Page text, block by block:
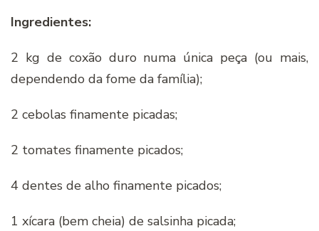
Ingredientes:
2 kg de coxão duro numa única peça (ou mais,
dependendo da fome da família);
2 cebolas finamente picadas;
2 tomates finamente picados;
4 dentes de alho finamente picados;
1 xícara (bem cheia) de salsinha picada;